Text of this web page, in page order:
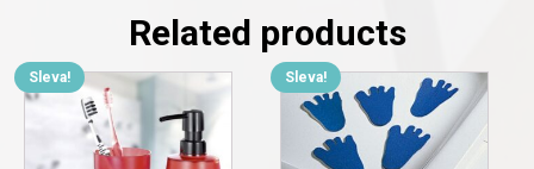
Related products
Sleva!
This
product
multiple
Sleva!